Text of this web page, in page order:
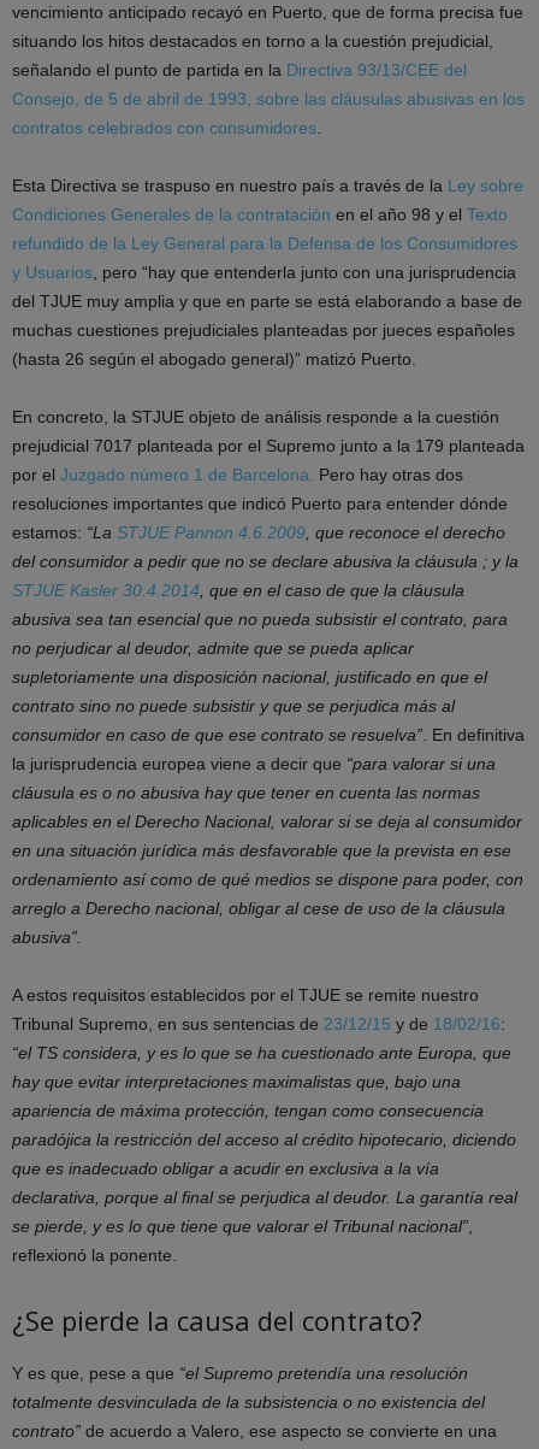
vencimiento anticipado recayó en Puerto, que de forma precisa fue
situando los hitos destacados en torno a la cuestión prejudicial,
señalando el punto de partida en la Directiva 93/13/CEE del
Consejo, de 5 de abril de 1993, sobre las cláusulas abusivas en los
contratos celebrados con consumidores
Esta Directiva se traspuso en nuestro país a través de la Ley sobre
Condiciones Generales de la contratación en el año 98 y el Texto
refundido de la Ley General para la Defensa de los Consumidores
y Usuarios , pero “hay que entenderla junto con una jurisprudencia
del TJUE muy amplia y que en parte se está elaborando a base de
muchas cuestiones prejudiciales planteadas por jueces españoles
(hasta 26 según el abogado general)” matizó Puerto.
En concreto, la STJUE objeto de análisis responde a la cuestión
prejudicial 7017 planteada por el Supremo junto a la 179 planteada
por el Juzgado número 1 de Barcelona.
Pero hay otras dos
resoluciones importantes que indicó Puerto para entender dónde
estamos: “La STJUE Pannon 4.6.2009 , que reconoce el derecho
del consumidor a pedir que no se declare abusiva la cláusula ; y la
STJUE Kasler 30.4.2014 , que en el caso de que la cláusula
abusiva sea tan esencial que no pueda subsistir el contrato, para
no perjudicar al deudor, admite que se pueda aplicar
supletoriamente una disposición nacional, justificado en que el
contrato sino no puede subsistir y que se perjudica más al
consumidor en caso de que ese contrato se resuelva” . En definitiva
la jurisprudencia europea viene a decir que “para valorar si una
cláusula es o no abusiva hay que tener en cuenta las normas
aplicables en el Derecho Nacional, valorar si se deja al consumidor
en una situación jurídica más desfavorable que la prevista en ese
ordenamiento así como de qué medios se dispone para poder, con
arreglo a Derecho nacional, obligar al cese de uso de la cláusula
abusiva”.
A estos requisitos establecidos por el TJUE se remite nuestro
Tribunal Supremo, en sus sentencias de 23/12/15 y de 18/02/16:
“el TS considera, y es lo que se ha cuestionado ante Europa, que
hay que evitar interpretaciones maximalistas que, bajo una
apariencia de máxima protección, tengan como consecuencia
paradójica la restricción del acceso al crédito hipotecario, diciendo
que es inadecuado obligar a acudir en exclusiva a la vía
declarativa, porque al final se perjudica al deudor. La garantía real
se pierde, y es lo que tiene que valorar el Tribunal nacional”
reflexionó la ponente.
¿Se pierde la causa del contrato?
Y es que, pese a que “el Supremo pretendía una resolución
totalmente desvinculada de la subsistencia o no existencia del
contrato” de acuerdo a Valero, ese aspecto se convierte en una